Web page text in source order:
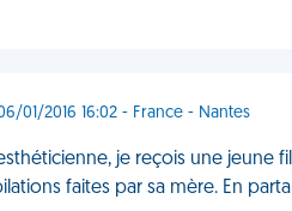
01/2016 16:02 - France - Nantes
je reçois une jeune
faites par sa mère. En